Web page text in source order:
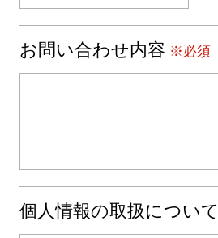
お問い合わせ内容 ※必須
個人情報の取扱について